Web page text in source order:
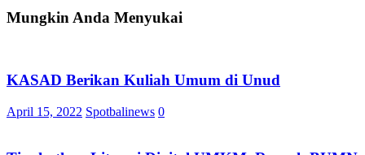
Mungkin Anda Menyukai
KASAD Berikan Kuliah Umum di Unud
April 15, 2022 Spotbalinews 0